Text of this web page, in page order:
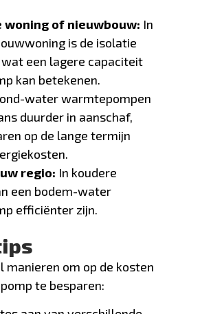
woning of nieuwbouw: In
is de isolatie
een lagere capaciteit
kan betekenen.
water warmtepompen
duurder in aanschaf,
op de lange termijn
regio: In koudere
een bodem-water
efficiënter zijn.
manieren om op de kosten
te besparen: